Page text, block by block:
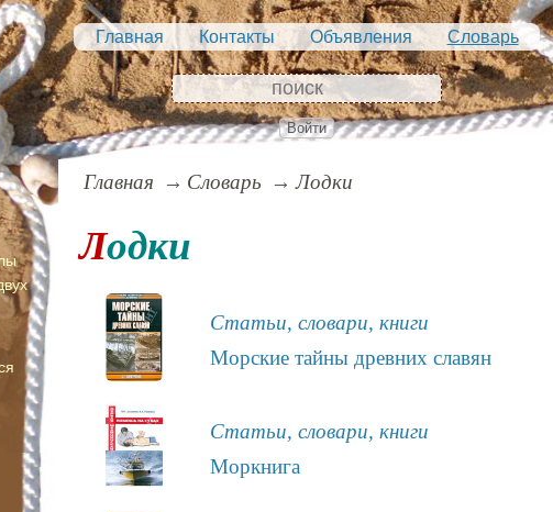
Главная Контакты Объявления Словарь
Войти
Главная Словарь Лодки
Лодки
Статьи, словари, книги
Морские тайны древних славян
Статьи, словари, книги
Моркнига